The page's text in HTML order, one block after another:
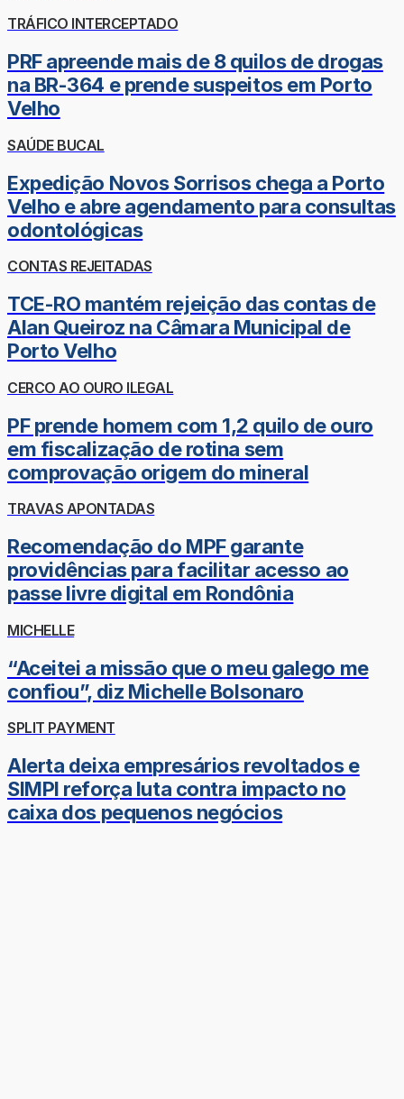
TRÁFICO INTERCEPTADO
PRF apreende mais de 8 quilos de drogas
na BR-364 e prende suspeitos em Porto
Velho
SAÚDE BUCAL
Expedição Novos Sorrisos chega a Porto
Velho e abre agendamento para consultas
odontológicas
CONTAS REJEITADAS
TCE-RO mantém rejeição das contas de
Alan Queiroz na Câmara Municipal de
Porto Velho
CERCO AO OURO ILEGAL
PF prende homem com 1,2 quilo de ouro
em fiscalização de rotina sem
comprovação origem do mineral
TRAVAS APONTADAS
Recomendação do MPF garante
providências para facilitar acesso ao
passe livre digital em Rondônia
MICHELLE
“Aceitei a missão que o meu galego me
confiou”, diz Michelle Bolsonaro
SPLIT PAYMENT
Alerta deixa empresários revoltados e
SIMPI reforça luta contra impacto no
caixa dos pequenos negócios